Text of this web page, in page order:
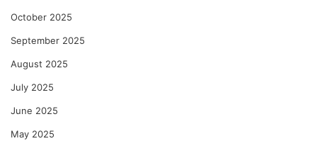
October 2025
September 2025
August 2025
July 2025
June 2025
May 2025